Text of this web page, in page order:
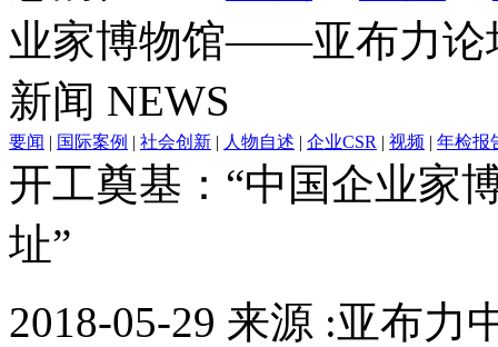
业家博物馆——亚布力论
新闻 NEWS
要闻 | 国际案例 | 社会创新 | 人物自述 | 企业CSR | 视频 | 年检报
开工奠基：“中国企业
址”
2018-05-29 来源 :亚布